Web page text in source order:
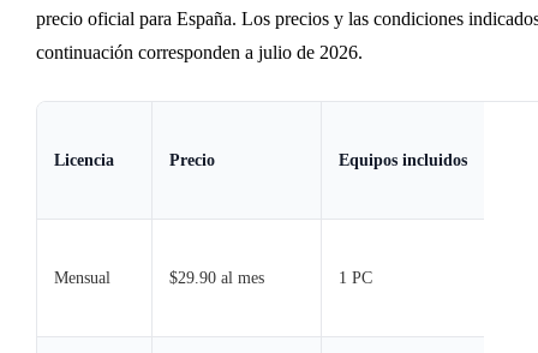
precio oficial para España. Los precios y las condiciones
continuación corresponden a julio de 2026.
Licencia Precio Equipos incluidos
Mensual $29.90 al mes 1 PC